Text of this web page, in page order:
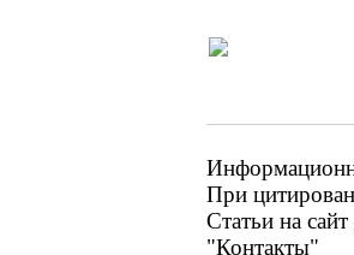
При
Статьи на
"Контакты"